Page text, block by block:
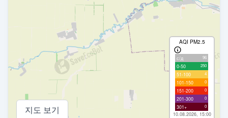
AQI PM2.5
с/д 96
0-50 250
51-100 4
101-150 0
151-200 0
201-300 0
301+ 0
10.08.2026, 15:00
지도 보기